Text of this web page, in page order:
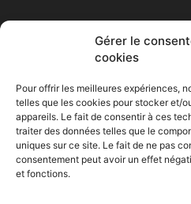
Gérer le
cookies
Pour offrir les meilleures expériences,
telles que les cookies pour stocker et/
appareils. Le fait de consentir à ces
traiter des données telles que le
uniques sur ce site. Le fait de ne pas
consentement peut avoir un effet
et fonctions.
Accueil Economie
Maghreb